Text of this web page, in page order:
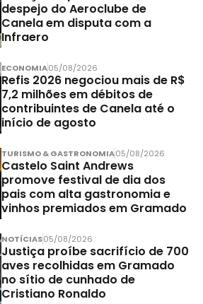
despejo do Aeroclube de
Canela em disputa com a
Infraero
ECONOMIA05/08/2026
Refis 2026 negociou mais de R$
7,2 milhões em débitos de
contribuintes de Canela até o
início de agosto
TURISMO & GASTRONOMIA05/08/2026
Castelo Saint Andrews
promove festival de dia dos
pais com alta gastronomia e
vinhos premiados em Gramado
NOTÍCIAS05/08/2026
Justiça proíbe sacrifício de 700
aves recolhidas em Gramado
no sítio de cunhado de
Cristiano Ronaldo